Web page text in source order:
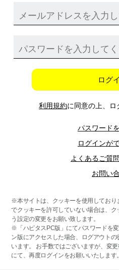
ログ
利用規約に同意の上、ロ
パスワード
ログインが
よくあるご質
お問い
※本サイトは、クッキーを使用しており
でクッキーを許可していない場合は、ク
う設定の変更をお願い致します。
※「ハピタスPC版」にてパスワードを
ン版にアクセスした場合、ログアウト
います。 お手数ではございますが、変
にて、再度ログインをお願いいたします。